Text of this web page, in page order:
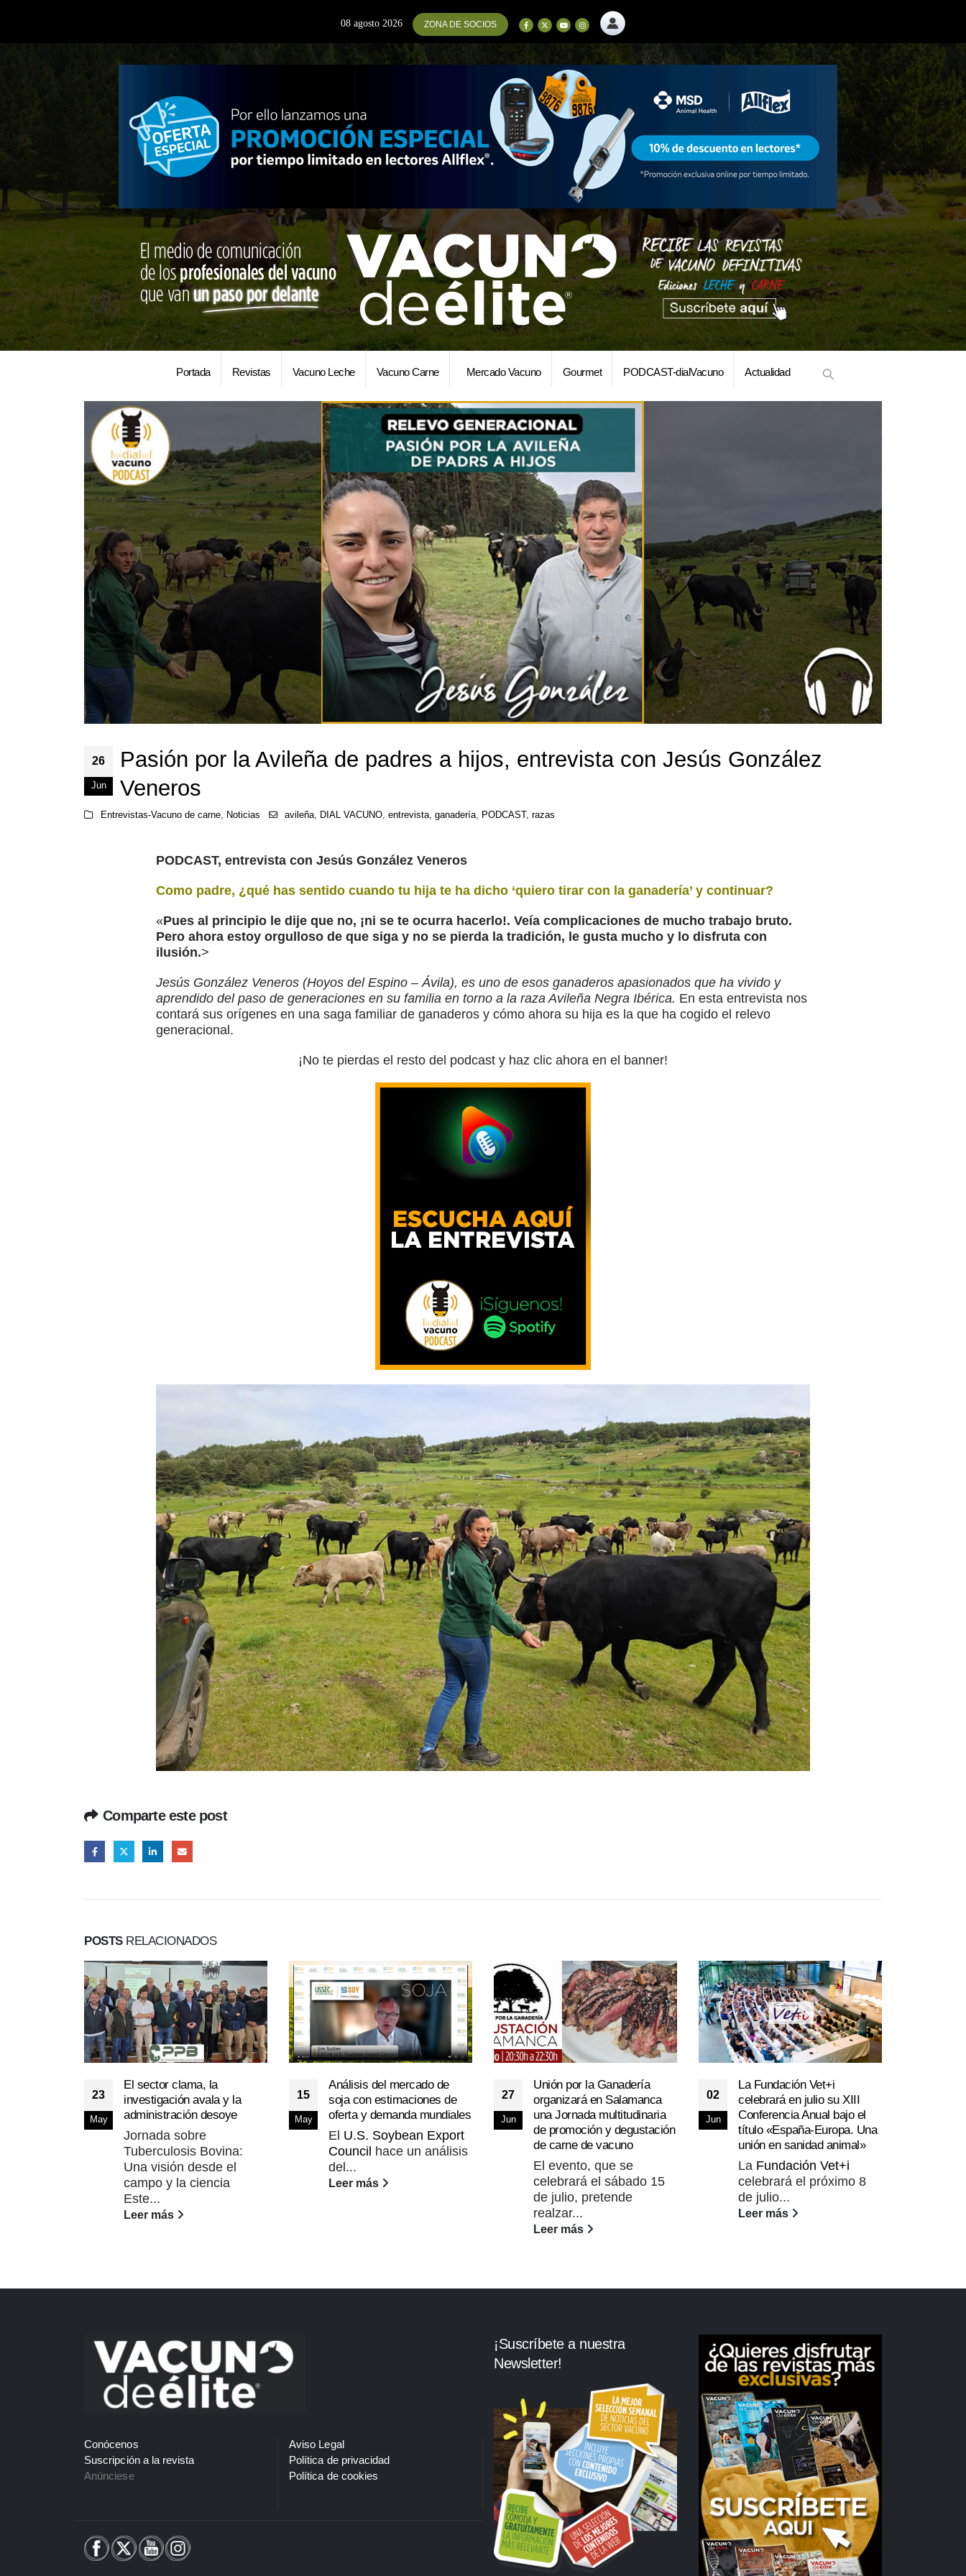
08 agosto 2026 ZONA DE SOCIOS
Portada Revistas Vacuno Leche Vacuno Carne Mercado Vacuno Gourmet PODCAST-dialVacuno Actualidad
26
Jun
Pasión por la Avileña de padres a hijos, entrevista con Jesús González
Veneros
Entrevistas-Vacuno de carne, Noticias avileña, DIAL VACUNO,entrevista,ganadería, PODCAST ,razas
PODCAST, entrevista con Jesús González Veneros
Como padre, ¿qué has sentido cuando tu hija te ha dicho ‘quiero tirar con la ganadería’ y continuar?
«Pues al principio le dije que no, ¡ni se te ocurra hacerlo!. Veía complicaciones de mucho trabajo bruto.
Pero ahora estoy orgulloso de que siga y no se pierda la tradición, le gusta mucho y lo disfruta con
ilusión.>
Jesús González Veneros (Hoyos del Espino – Ávila), es uno de esos ganaderos apasionados que ha vivido y
aprendido del paso de generaciones en su familia en torno a la raza Avileña Negra Ibérica. En esta entrevista nos
contará sus orígenes en una saga familiar de ganaderos y cómo ahora su hija es la que ha cogido el relevo
generacional.
¡No te pierdas el resto del podcast y haz clic ahora en el banner!
Comparte este post
POSTSRELACIONADOS
23
May
El sector clama, la
investigación avala y la
administración desoye
Jornada sobre
Tuberculosis Bovina:
Una visión desde el
campo y la ciencia
Este...
Leer más
15
May
Análisis del mercado de
soja con estimaciones de
oferta y demanda mundiales
El U.S. Soybean Export
Council hace un análisis
del...
Leer más
27
Jun
Unión por la Ganadería
organizará en Salamanca
una Jornada multitudinaria
de promoción y degustación
de carne de vacuno
El evento, que se
celebrará el sábado 15
de julio, pretende
realzar...
Leer más
02
Jun
La Fundación Vet+i
celebrará en julio su XIII
Conferencia Anual bajo el
título «España-Europa. Una
unión en sanidad animal»
La Fundación Vet+i
celebrará el próximo 8
de julio...
Leer más
Conócenos
Suscripción a la revista
Anúnciese
Aviso Legal
Política de privacidad
Política de cookies
¡Suscríbete a nuestra
Newsletter!